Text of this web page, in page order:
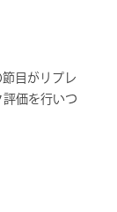
目がリプレ
価を行いつ